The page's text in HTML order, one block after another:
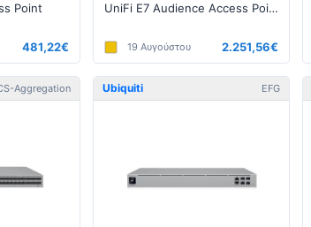
Point
481,22€
UniFi E7 Audience Access Point
19 Αυγούστου 2.251,56€
Aggregation Ubiquiti EFG